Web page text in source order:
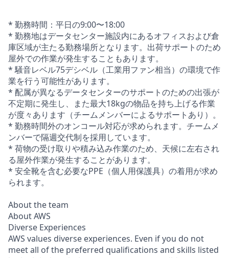
* 勤務時間：平日の9:00〜18:00
* 勤務地はデータセンター施設内にあるオフィスおよび倉
庫区域が主たる勤務場所となります。出荷サポートのため
屋外での作業が発生することもあります。
* 騒音レベル75デシベル（工業用ファン相当）の環境で作
業を行う可能性があります。
* 配属が異なるデータセンターのサポートのための出張が
不定期に発生し、また最大18kgの物品を持ち上げる作業
が度々あります（チームメンバーによるサポートあり）。
* 勤務時間外のオンコール対応が求められます。チームメ
ンバーで隔週交代制を採用しています。
* 荷物の受け取りや積み込み作業のため、天候に左右され
る屋外作業が発生することがあります。
* 安全靴を含む必要なPPE（個人用保護具）の着用が求め
られます。
About the team
About AWS
Diverse Experiences
AWS values diverse experiences. Even if you do not
meet all of the preferred qualifications and skills listed